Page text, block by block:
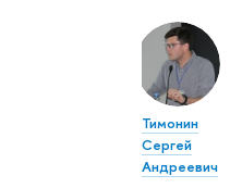
Тимонин
Сергей
Андреевич